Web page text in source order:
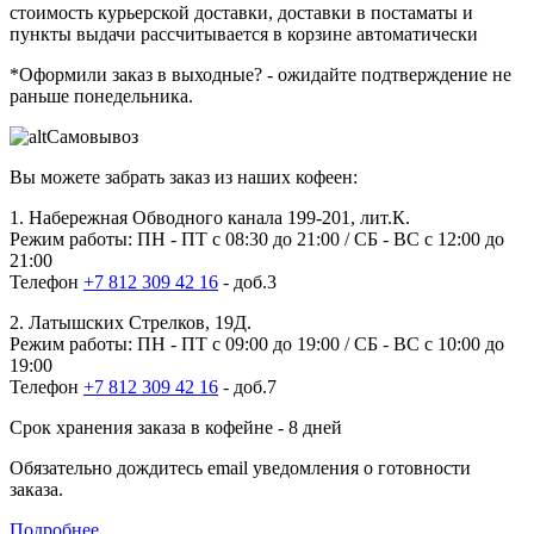
стоимость курьерской доставки, доставки в постаматы и
пункты выдачи рассчитывается в корзине автоматически
*Оформили заказ в выходные? - ожидайте подтверждение не
раньше понедельника.
Самовывоз
Вы можете забрать заказ из наших кофеен:
1. Набережная Обводного канала 199-201, лит.К.
Режим работы: ПН - ПТ с 08:30 до 21:00 / СБ - ВС с 12:00 до
21:00
Телефон +7 812 309 42 16 - доб.3
2. Латышских Стрелков, 19Д.
Режим работы: ПН - ПТ с 09:00 до 19:00 / СБ - ВС с 10:00 до
19:00
Телефон +7 812 309 42 16 - доб.7
Срок хранения заказа в кофейне - 8 дней
Обязательно дождитесь email уведомления о готовности
заказа.
Подробнее